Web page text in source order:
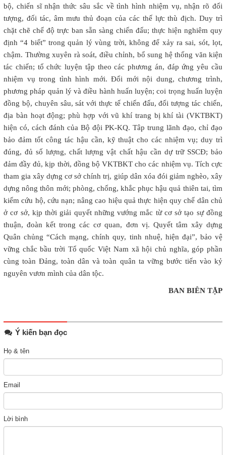
bộ, chiến sĩ nhận thức sâu sắc về tình hình nhiệm vụ, nhận rõ đối
tượng, đối tác, âm mưu thủ đoạn của các thế lực thù địch. Duy trì
chặt chẽ chế độ trực ban sẵn sàng chiến đấu; thực hiện nghiêm quy
định “4 biết” trong quản lý vùng trời, không để xảy ra sai, sót, lọt,
chậm. Thường xuyên rà soát, điều chỉnh, bổ sung hệ thống văn kiện
tác chiến; tổ chức luyện tập theo các phương án, đáp ứng yêu cầu
nhiệm vụ trong tình hình mới. Đổi mới nội dung, chương trình,
phương pháp quản lý và điều hành huấn luyện; coi trọng huấn luyện
đồng bộ, chuyên sâu, sát với thực tế chiến đấu, đối tượng tác chiến,
địa bàn hoạt động; phù hợp với vũ khí trang bị khí tài (VKTBKT)
hiện có, cách đánh của Bộ đội PK-KQ. Tâp trung lãnh đạo, chỉ đạo
bảo đảm tốt công tác hậu cần, kỹ thuật cho các nhiệm vụ; duy trì
đúng, đủ số lượng, chất lượng vật chất hậu cần dự trữ SSCĐ; bảo
đảm đầy đủ, kịp thời, đồng bộ VKTBKT cho các nhiệm vụ. Tích cực
tham gia xây dựng cơ sở chính trị, giúp dân xóa đói giảm nghèo, xây
dựng nông thôn mới; phòng, chống, khắc phục hậu quả thiên tai, tìm
kiếm cứu hộ, cứu nạn; nâng cao hiệu quả thực hiện quy chế dân chủ
ở cơ sở, kịp thời giải quyết những vướng mắc từ cơ sở tạo sự đồng
thuận, đoàn kết trong các cơ quan, đơn vị. Quyết tâm xây dựng
Quân chủng “Cách mạng, chính quy, tinh nhuệ, hiện đại”, bảo vệ
vững chắc bầu trời Tổ quốc Việt Nam xã hội chủ nghĩa, góp phần
cùng toàn Đảng, toàn dân và toàn quân ta vững bước tiến vào kỷ
nguyên vươn mình của dân tộc.
BAN BIÊN TẬP
Ý kiến bạn đọc
Họ & tên
Email
Lời bình